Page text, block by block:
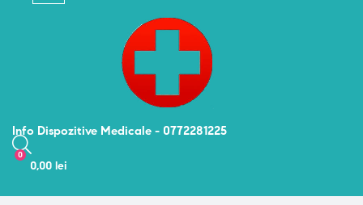
Info Dispozitive Medicale - 0772281225
0
0,00 lei